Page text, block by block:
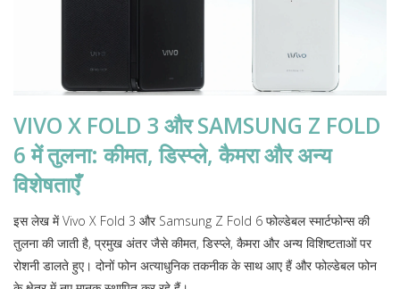
VIVO X FOLD 3 और SAMSUNG Z FOLD
6 में तुलना: कीमत, डिस्प्ले, कैमरा और अन्य
विशेषताएँ
इस लेख में Vivo X Fold 3 और Samsung Z Fold 6 फोल्डेबल स्मार्टफोन्स की
तुलना की जाती है, प्रमुख अंतर जैसे कीमत, डिस्प्ले, कैमरा और अन्य विशिष्टताओं पर
रोशनी डालते हुए। दोनों फोन अत्याधुनिक तकनीक के साथ आए हैं और फोल्डेबल फोन